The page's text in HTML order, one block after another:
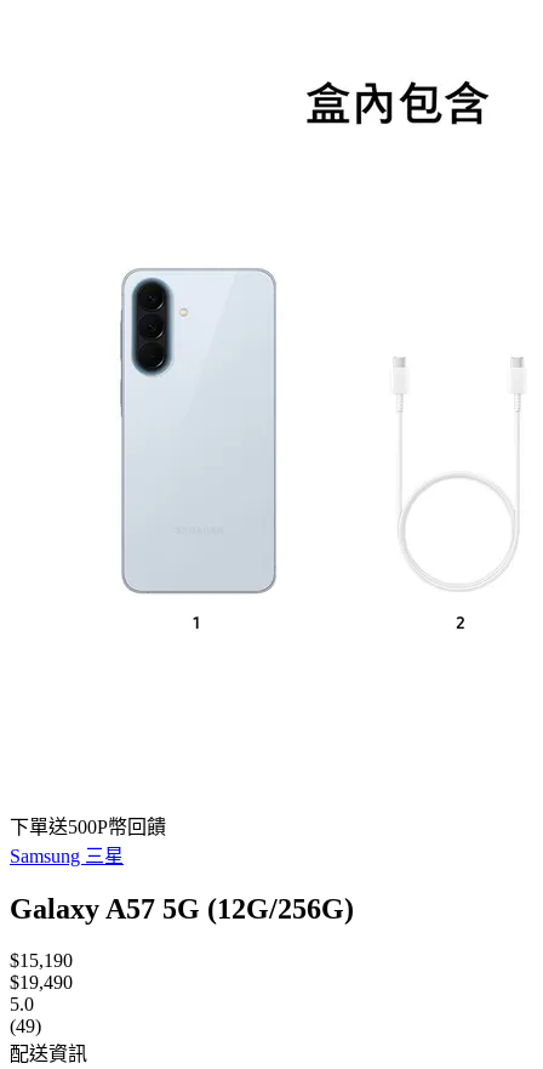
下單送500P幣回饋
Samsung 三星
Galaxy A57 5G (12G/256G)
$15,190
$19,490
5.0
(49)
配送資訊